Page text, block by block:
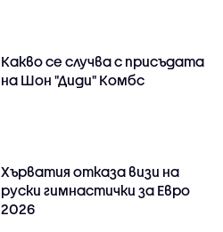
Какво се случва с присъдата
на Шон "Диди" Комбс
Хърватия отказа визи на
руски гимнастички за Евро
2026